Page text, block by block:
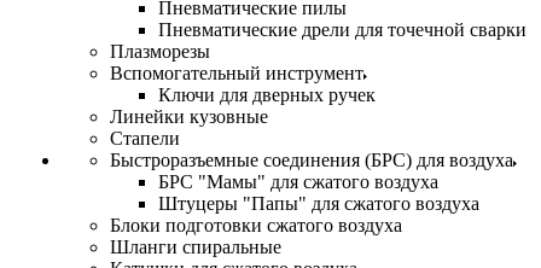
Пневматические пилы
Пневматические дрели для точечной сварки
Плазморезы
Вспомогательный инструмент
Ключи для дверных ручек
Линейки кузовные
Стапели
Быстроразъемные соединения (БРС) для воздуха
БРС "Мамы" для сжатого воздуха
Штуцеры "Папы" для сжатого воздуха
Блоки подготовки сжатого воздуха
Шланги спиральные